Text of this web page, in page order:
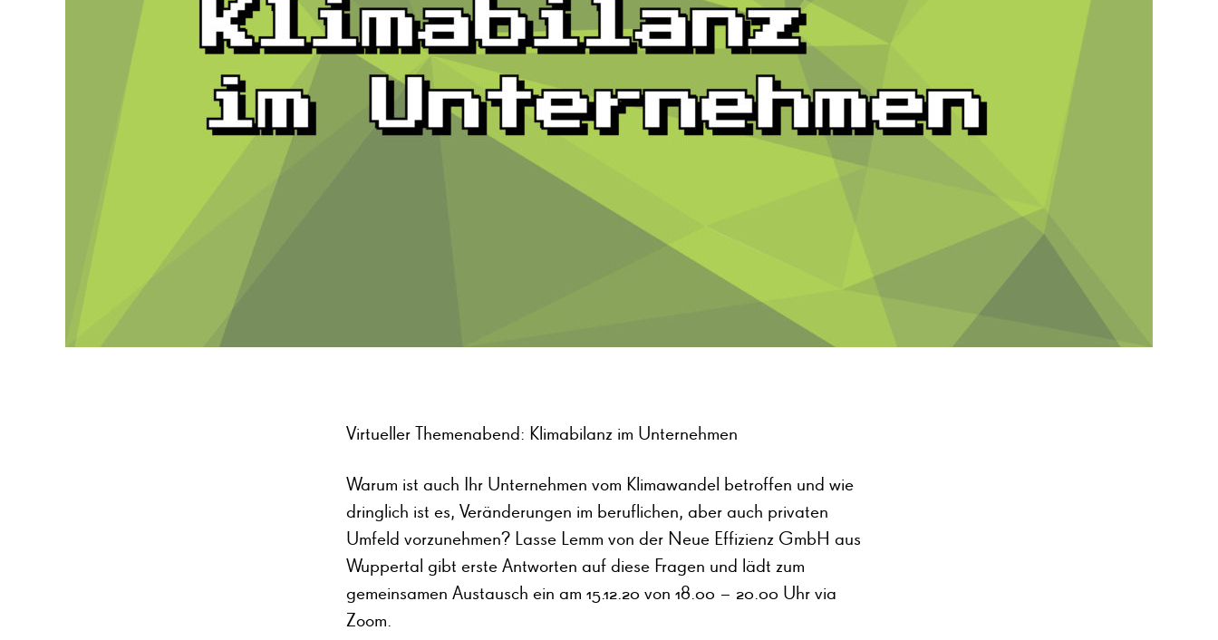
Virtueller Themenabend: Klimabilanz im Unternehmen
Warum ist auch Ihr Unternehmen vom Klimawandel betroffen und wie
dringlich ist es, Veränderungen im beruflichen, aber auch privaten
Umfeld vorzunehmen? Lasse Lemm von der Neue Effizienz GmbH aus
Wuppertal gibt erste Antworten auf diese Fragen und lädt zum
gemeinsamen Austausch ein am 15.12.20 von 18.00 – 20.00 Uhr via
Zoom.